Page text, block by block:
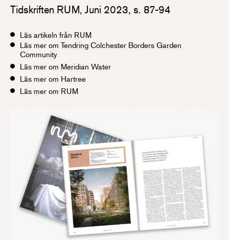
Tidskriften RUM, Juni 2023, s. 87-94
Läs artikeln från RUM
Läs mer om Tendring Colchester Borders Garden
Community
Läs mer om Meridian Water
Läs mer om Hartree
Läs mer om RUM